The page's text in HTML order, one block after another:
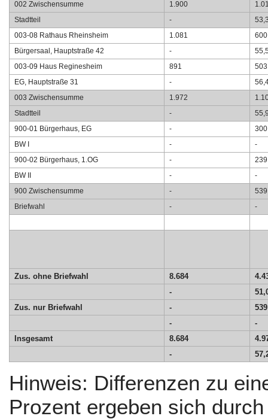
002 Zwischensumme 1.900
Stadtteil -
003-08 Rathaus Rheinsheim 1.081 600
Bürgersaal, Hauptstraße 42 -
003-09 Haus Reginesheim 891 503
EG, Hauptstraße 31 -
003 Zwischensumme 1.972
Stadtteil -
900-01 Bürgerhaus, EG - 300
BW I - -
900-02 Bürgerhaus, 1.OG - 239
BW II - -
900 Zwischensumme - 539
Briefwahl - -
Zus. ohne Briefwahl 8.684
-
Zus. nur Briefwahl
-
539
-
-
Insgesamt
8.684
-
Hinweis: Differenzen zu
Prozent ergeben sich